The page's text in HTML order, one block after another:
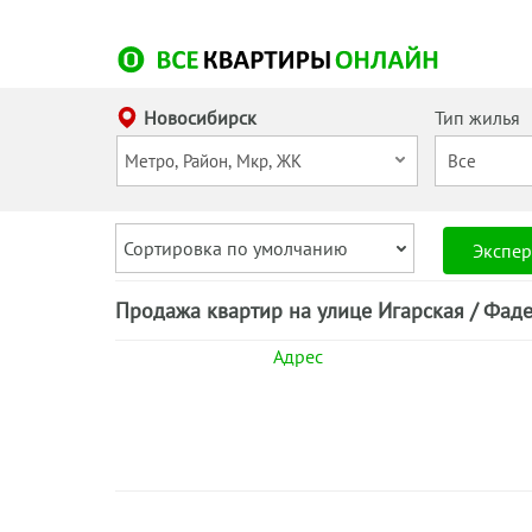
Новосибирск Тип жилья
Сортировка по умолчанию
Продажа квартир на улице Игарская /
Адрес